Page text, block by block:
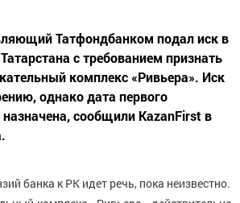
Татфондбанком подал иск в
с требованием признать
комплекс «Ривьера». Иск
однако дата первого
назначена, сообщили KazanFirst в
банка к РК идет речь, пока неизвестно.